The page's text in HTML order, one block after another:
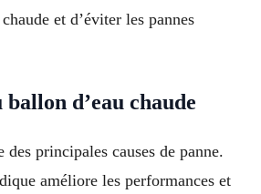
et d’éviter les pannes
d’eau chaude
des principales causes de panne.
améliore les performances et